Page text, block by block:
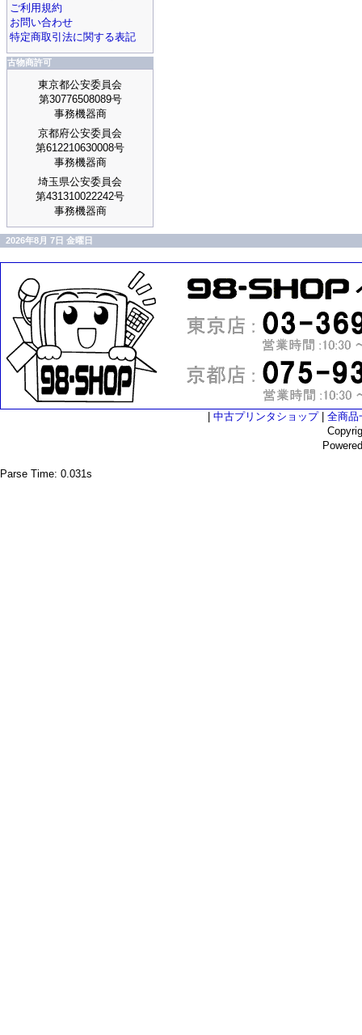
ご利用規約
お問い合わせ
特定商取引法に関する表記
古物商許可
東京都公安委員会
第30776508089号
事務機器商
京都府公安委員会
第612210630008号
事務機器商
埼玉県公安委員会
第431310022242号
事務機器商
2026年8月 7日 金曜日
中古プリンタショップ| 全商品
Parse Time: 0.031s